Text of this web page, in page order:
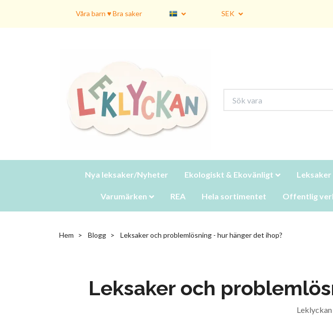
Våra barn ♥ Bra saker SEK
Nya leksaker/Nyheter Ekologiskt & Ekovänligt Leksaker
Varumärken REA Hela sortimentet Offentlig
Hem Blogg Leksaker och problemlösning - hur hänger det ihop?
Leksaker och
Leklyckan